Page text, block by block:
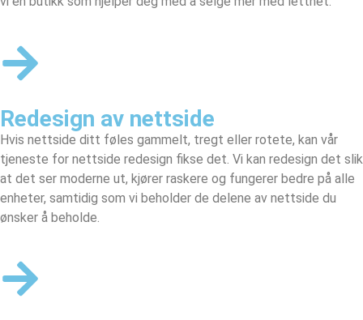
Redesign av nettside
Hvis nettside ditt føles gammelt, tregt eller rotete, kan vår
tjeneste for nettside redesign fikse det. Vi kan redesign det slik
at det ser moderne ut, kjører raskere og fungerer bedre på alle
enheter, samtidig som vi beholder de delene av nettside du
ønsker å beholde.